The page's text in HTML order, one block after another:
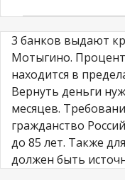
3 банков выдают
Мотыгино.
находится в
Вернуть деньги
месяцев.
гражданство
до 85 лет. Также
должен быть